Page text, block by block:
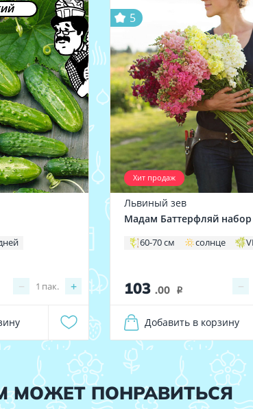
− +
1 пак.
Хит продаж
5
Львиный зев
Мадам Баттерфляй набор
60-70 см солнце
103 .00 i −
Добавить в корзину
МОЖЕТ ПОНРАВИТЬСЯ